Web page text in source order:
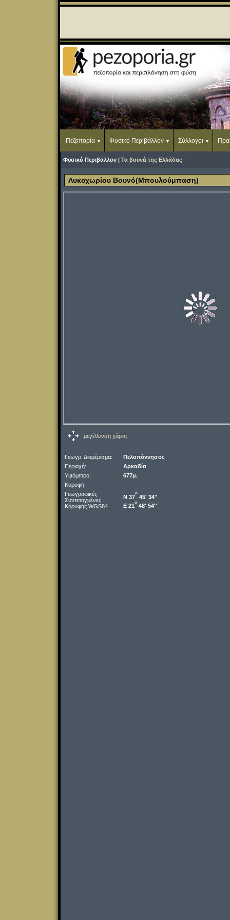
Πεζοπορία Φυσικό Περιβάλλον Σύλλογοι
Φυσικό Περιβάλλον | Τα βουνά της Ελλάδας
Λυκοχωρίου Βουνό(Μπουλούμπαση)
μεγέθυνση χάρτη
Γεωγρ. Διαμέρισμα:
Πελοπόννησος
Περιοχή:
Αρκαδία
Υψόμετρο:
677μ.
Κορυφή:
Γεωγραφικές
Συντεταγμένες
Κορυφής WGS84
Ν 37
o
45' 34''
Ε 21
o
48' 54''